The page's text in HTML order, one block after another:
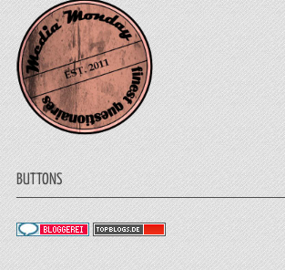
BUTTONS